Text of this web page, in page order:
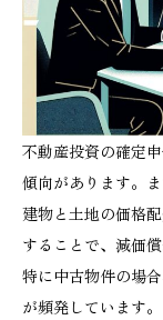
不動産投資の確定
傾向があります。
建物と土地の価格
することで、減価
特に中古物件の場
が頻発しています。